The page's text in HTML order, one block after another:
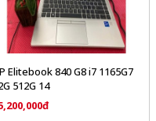
Elitebook 840 G8 i7 1165G7
512G 14